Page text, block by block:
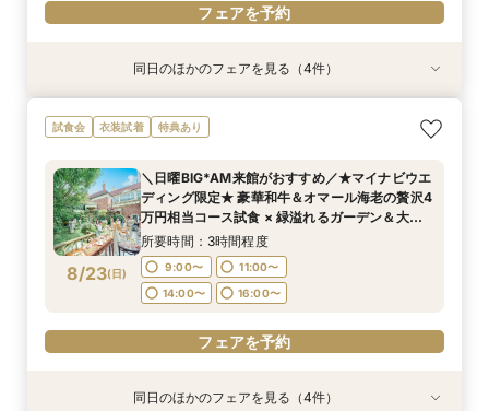
フェアを予約
衣装試着 特典あり
8/22(土)
【じっくり検討したい方向け】まずはフェアに参
加してみよう！憧れの大聖堂＆貸切会場見学＆豪
所要時間：3時間程度
9:00〜
11:00〜
14:00〜
16:00〜
フェアを予約
衣装試着 特典あり
8/22(土)
【マタニティ&パパママ婚限定プラン＆特典有
り】憧れ大聖堂＆緑溢れるガーデンW体験＆贅沢
所要時間：3時間程度
9:00〜
11:00〜
14:00〜
16:00〜
フェアを予約
衣装試着 特典あり
8/22(土)
【6名～29名迄*少人数結婚式】オリジナリティ
×安心相談会×お得プラン《無料試食》
所要時間：3時間程度
9:00〜
11:00〜
14:00〜
16:00〜
フェアを予約
衣装試着 特典あり
8/22(土)
【コスパ重視必見】40名130万円＆自己負担ゼロ
で叶う上質W★最短30日で準備OK★1件目来館
所要時間：3時間程度
9:00〜
11:00〜
14:00〜
16:00〜
フェアを予約
同日のほかのフェアを見る（4件）
試食会 衣装試着 特典あり
8/23(日)
＼日曜BIG*AM来館がおすすめ／★マイナビウエ
ディング限定★ 豪華和牛＆オマール海老の贅沢4
万円相当コース試食 × 緑溢れるガーデン＆大聖
堂体験×Amazon1万円
所要時間：3時間程度
9:00〜
11:00〜
14:00〜
16:00〜
フェアを予約
衣装試着 特典あり
衣装試着 特典あり
衣装試着 特典あり
衣装試着 特典あり
同日のほかのフェアを見る（4件）